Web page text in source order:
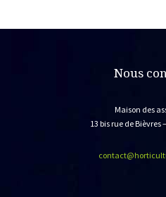
Nous
Maison des
13 bis rue de Bièvres